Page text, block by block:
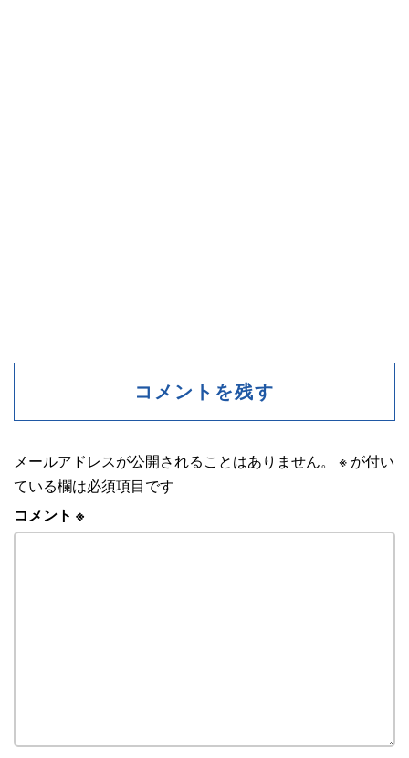
コメントを残す
メールアドレスが公開されることはありません。 ※ が付い
ている欄は必須項目です
コメント ※